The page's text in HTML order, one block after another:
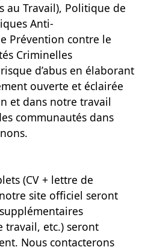
au Travail), Politique de
Anti-
Prévention contre le
Criminelles
d’abus en élaborant
ouverte et éclairée
et dans notre travail
communautés dans
(CV + lettre de
site officiel seront
travail, etc.) seront
Nous contacterons